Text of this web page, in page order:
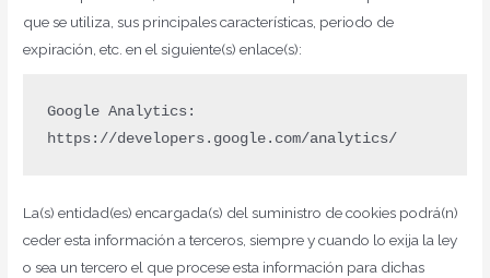
que se utiliza, sus principales características, periodo de
expiración, etc. en el siguiente(s) enlace(s):
Google Analytics:
https://developers.google.com/analytics/
La(s) entidad(es) encargada(s) del suministro de cookies podrá(n)
ceder esta información a terceros, siempre y cuando lo exija la ley
o sea un tercero el que procese esta información para dichas